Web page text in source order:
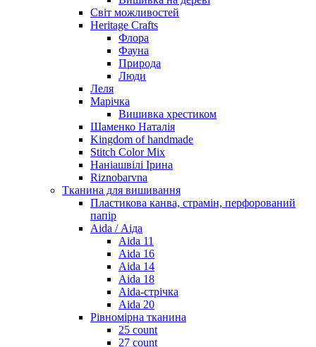
Світ можливостей
Heritage Crafts
Флора
Фауна
Природа
Люди
Леля
Марічка
Вишивка хрестиком
Шаменко Наталія
Kingdom of handmade
Stitch Color Mix
Наніашвілі Ірина
Riznobarvna
Тканина для вишивання
Пластикова канва, страмін, перфорований
папір
Aida / Аіда
Aida 11
Aida 16
Aida 14
Aida 18
Aida-стрічка
Aida 20
Рівномірна тканина
25 count
27 count